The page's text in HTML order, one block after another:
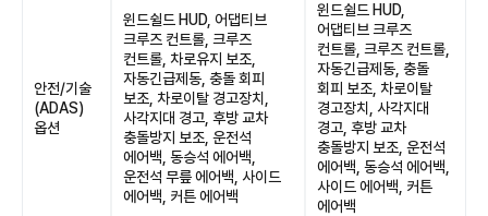
안전/기술
(ADAS)
옵션
윈드쉴드 HUD, 어댑티브
크루즈 컨트롤, 크루즈
컨트롤, 차로유지 보조,
자동긴급제동, 충돌 회피
보조, 차로이탈 경고장치,
사각지대 경고, 후방 교차
충돌방지 보조, 운전석
에어백, 동승석 에어백,
운전석 무릎 에어백, 사이드
에어백, 커튼 에어백
윈드쉴드 HUD,
어댑티브 크루즈
컨트롤, 크루즈 컨트롤,
자동긴급제동, 충돌
회피 보조, 차로이탈
경고장치, 사각지대
경고, 후방 교차
충돌방지 보조, 운전석
에어백, 동승석 에어백,
사이드 에어백, 커튼
에어백